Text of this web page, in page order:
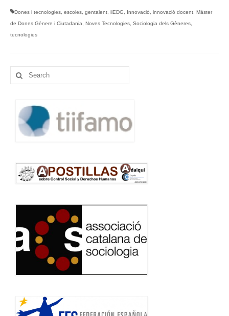
Dones i tecnologies, escoles, gentalent, iiEDG, Innovació, innovació docent, Màster
de Dones Gènere i Ciutadania, Noves Tecnologies, Sociologia dels Gèneres,
tecnologies
Search
for: